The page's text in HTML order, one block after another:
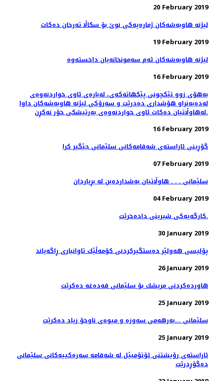
20 February 2019
لیژنه‌ هاوبه‌شه‌كان ژماره‌یه‌كی نوێ بۆ سكاڵا ته‌رخان ده‌كات
19 February 2019
16 February 2019
به‌هۆی زوو تێكچونی پێكهاته‌كه‌ی، لەبارەی ئاوی خواردنەوەی
له‌ده‌به‌نراو هۆشداری دەدرێت و سه‌رۆكی لیژنه هاوبه‌شه‌كان داوا
له‌هاوڵاتیان ده‌كات ئاوی خواردنه‌وه‌ی به‌رتیشكی خۆر نه‌كڕن.
16 February 2019
گۆڕینی ئاراسته‌ی شه‌قامه‌كانی سلێمانی جێگیر كرا
07 February 2019
سلێمانی . . . هاوڵاتیان به‌شدارده‌بن له‌ بڕیاردان
04 February 2019
کارگەیەکی شیرینی دادەخرێت.
30 January 2019
پۆلیسی هەولێر دەستگیركردنی كۆمەڵێك تاوانباری ڕاگەیاند
26 January 2019
هاوردەكردنی مریشك بۆ سلێمانی قەدەغە دەكرێت
25 January 2019
سلێمانی ...بەرهەمی سەوزە و میوەی ناوخۆ زیاد دەكرێت
25 January 2019
ئاراسته‌ی رۆیشتنی ئۆتۆمبێل له‌ شه‌قامه‌ سه‌ره‌كییه‌كانی سلێمانی
ده‌گۆڕدرێت